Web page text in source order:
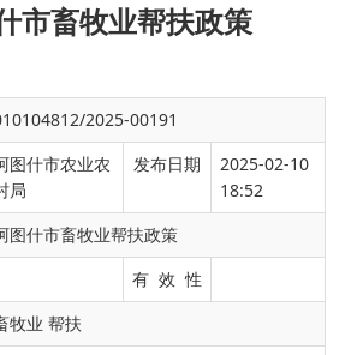
市畜牧业帮扶政策
2025-00191
图什市农业农
局
发布日期
2025-02-10
18:52
图什市畜牧业帮扶政策
有 效 性
牧业 帮扶
有关规定要求，实施病种免
保险，完成无纸化防疫系统录
检疫合格标准的、对养殖关键